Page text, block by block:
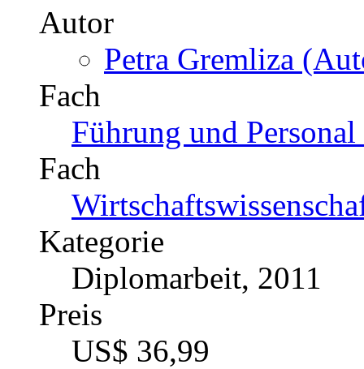
Autor
Petra Gremliza
Fach
Führung und
Fach
Kategorie
Diplomarbeit, 2011
Preis
US$ 36,99